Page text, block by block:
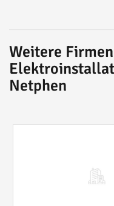
Weitere
Netphen